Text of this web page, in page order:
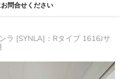
問合せください
ラ [SYNLA]：Rタイプ 1616Jサ